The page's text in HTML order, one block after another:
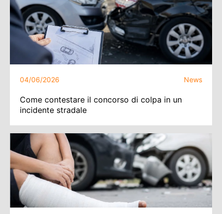
04/06/2026 News
Come contestare il concorso di colpa in un
incidente stradale